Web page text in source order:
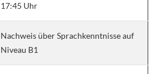
17:45 Uhr
Nachweis über Sprachkenntnisse auf
Niveau B1